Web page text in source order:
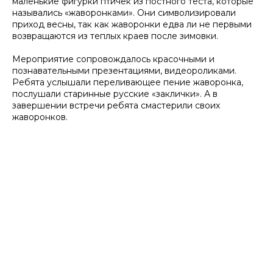
назывались «жаворонками». Они символизировали
приход весны, так как жаворонки едва ли не первыми
возвращаются из теплых краев после зимовки.
Мероприятие сопровождалось красочными и
познавательными презентациями, видеороликами.
Ребята услышали переливающее пение жаворонка,
послушали старинные русские «заклички». А в
завершении встречи ребята смастерили своих
жаворонков.